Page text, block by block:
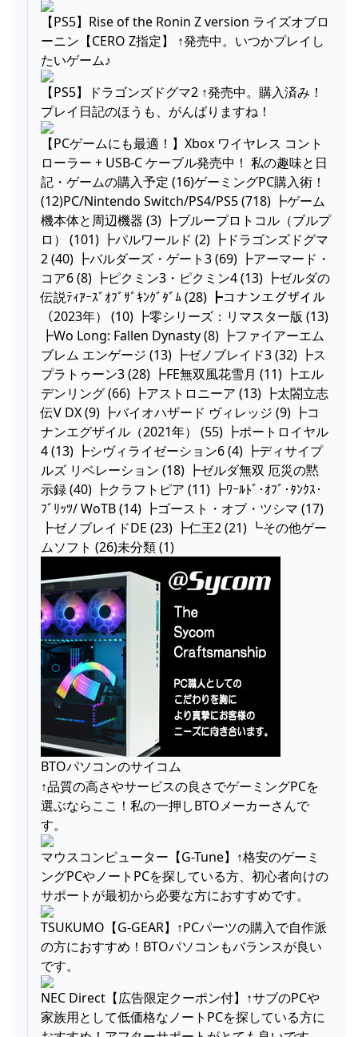
【PS5】Rise of the Ronin Z version ライズオブロ
ーニン【CERO Z指定】 ↑発売中。いつかプレイし
たいゲーム♪
【PS5】ドラゴンズドグマ2 ↑発売中。購入済み！
プレイ日記のほうも、がんばりますね！
【PCゲームにも最適！】Xbox ワイヤレス コント
ローラー + USB-C ケーブル発売中！ 私の趣味と日
記・ゲームの購入予定 (16)ゲーミングPC購入術！
(12)PC/Nintendo Switch/PS4/PS5 (718) ┣ゲーム
機本体と周辺機器 (3) ┣ブループロトコル（ブルプ
ロ） (101) ┣パルワールド (2) ┣ドラゴンズドグマ
2 (40) ┣バルダーズ・ゲート3 (69) ┣アーマード・
コア6 (8) ┣ピクミン3・ピクミン4 (13) ┣ゼルダの
伝説ﾃｨｱｰｽﾞｵﾌﾞｻﾞｷﾝｸﾞﾀﾞﾑ (28) ┣コナンエグザイル
（2023年） (10) ┣零シリーズ：リマスター版 (13)
┣Wo Long: Fallen Dynasty (8) ┣ファイアーエム
ブレム エンゲージ (13) ┣ゼノブレイド3 (32) ┣ス
プラトゥーン3 (28) ┣FE無双風花雪月 (11) ┣エル
デンリング (66) ┣アストロニーア (13) ┣太閤立志
伝V DX (9) ┣バイオハザード ヴィレッジ (9) ┣コ
ナンエグザイル（2021年） (55) ┣ポートロイヤル
4 (13) ┣シヴィライゼーション6 (4) ┣ディサイプ
ルズ リベレーション (18) ┣ゼルダ無双 厄災の黙
示録 (40) ┣クラフトピア (11) ┣ﾜｰﾙﾄﾞ･ｵﾌﾞ･ﾀﾝｸｽ･
ﾌﾞﾘｯﾂ/ WoTB (14) ┣ゴースト・オブ・ツシマ (17)
┣ゼノブレイドDE (23) ┣仁王2 (21) ┗その他ゲー
ムソフト (26)未分類 (1)
BTOパソコンのサイコム
↑品質の高さやサービスの良さでゲーミングPCを
選ぶならここ！私の一押しBTOメーカーさんで
す。
マウスコンピューター【G-Tune】↑格安のゲーミ
ングPCやノートPCを探している方、初心者向けの
サポートが最初から必要な方におすすめです。
TSUKUMO【G-GEAR】↑PCパーツの購入で自作派
の方におすすめ！BTOパソコンもバランスが良い
です。
NEC Direct【広告限定クーポン付】↑サブのPCや
家族用として低価格なノートPCを探している方に